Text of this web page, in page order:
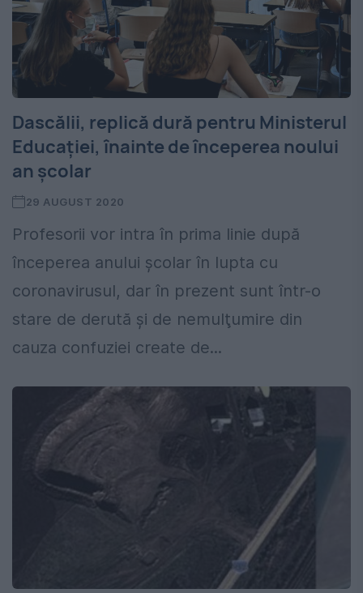
Dascălii, replică dură pentru Ministerul
Educației, înainte de începerea noului
an școlar
29 AUGUST 2020
Profesorii vor intra în prima linie după
începerea anului şcolar în lupta cu
coronavirusul, dar în prezent sunt într-o
stare de derută şi de nemulţumire din
cauza confuziei create de...